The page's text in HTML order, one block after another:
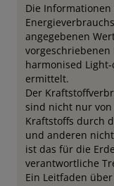
Die Informationen
angegebenen
vorgeschriebenen
harmonised
ermittelt.
Der
sind nicht nur
Kraftstoffs durch
und anderen
ist das für die
verantwortliche
Ein Leitfaden